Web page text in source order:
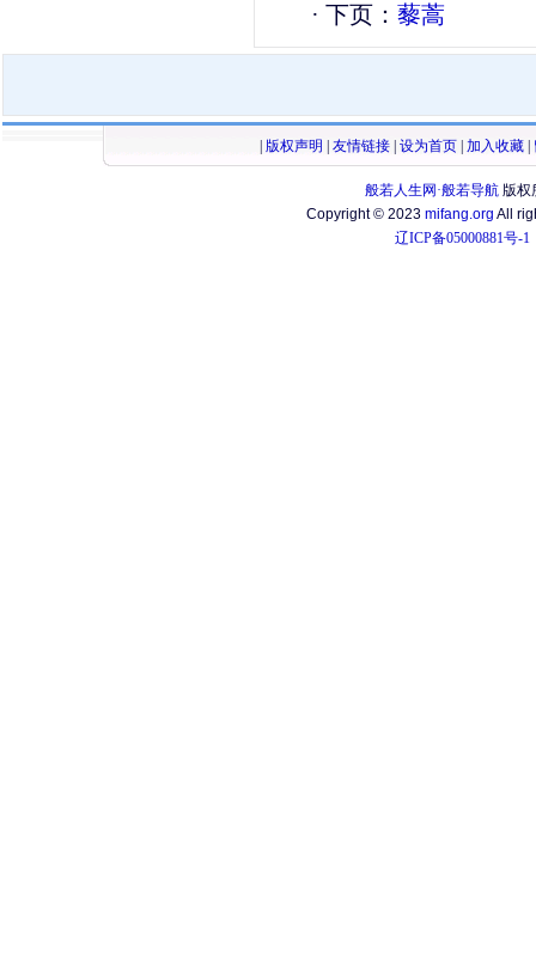
· 下页： 藜蒿
版权声明 友情链接 设为首页 加入收藏
般若人生网·般若导航版权
Copyright © 2023 mifang.org All
辽ICP备05000881号-1